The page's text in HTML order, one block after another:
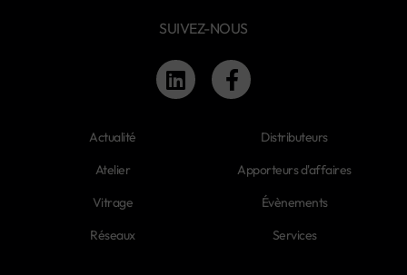
SUIVEZ-NOUS
Actualité
Atelier
Vitrage
Réseaux
Distributeurs
Apporteurs d'affaires
Évènements
Services